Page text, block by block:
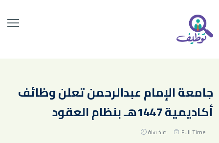
جامعة الإمام عبدالرحمن تعلن وظائف
أكاديمية 1447هـ بنظام العقود
Full Time منذ سنة